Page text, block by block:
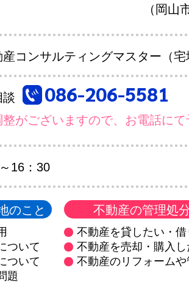
（岡山
コンサルティングマスター（宅
談 086-206-5581
がございますので、お電話にて
16：30
のこと
ついて
ついて
題
不動産の管理処
不動産を貸したい・借
不動産を売却・購入し
不動産のリフォームや